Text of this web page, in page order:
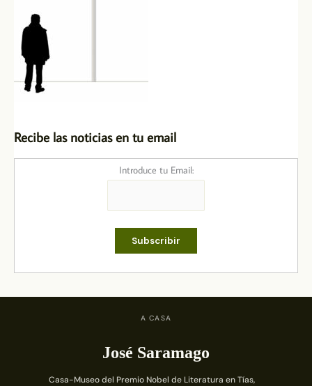
Recibe las noticias en tu email
Introduce tu Email:
A CASA
José Saramago
Casa-Museo del Premio Nobel de Literatura en Tías,